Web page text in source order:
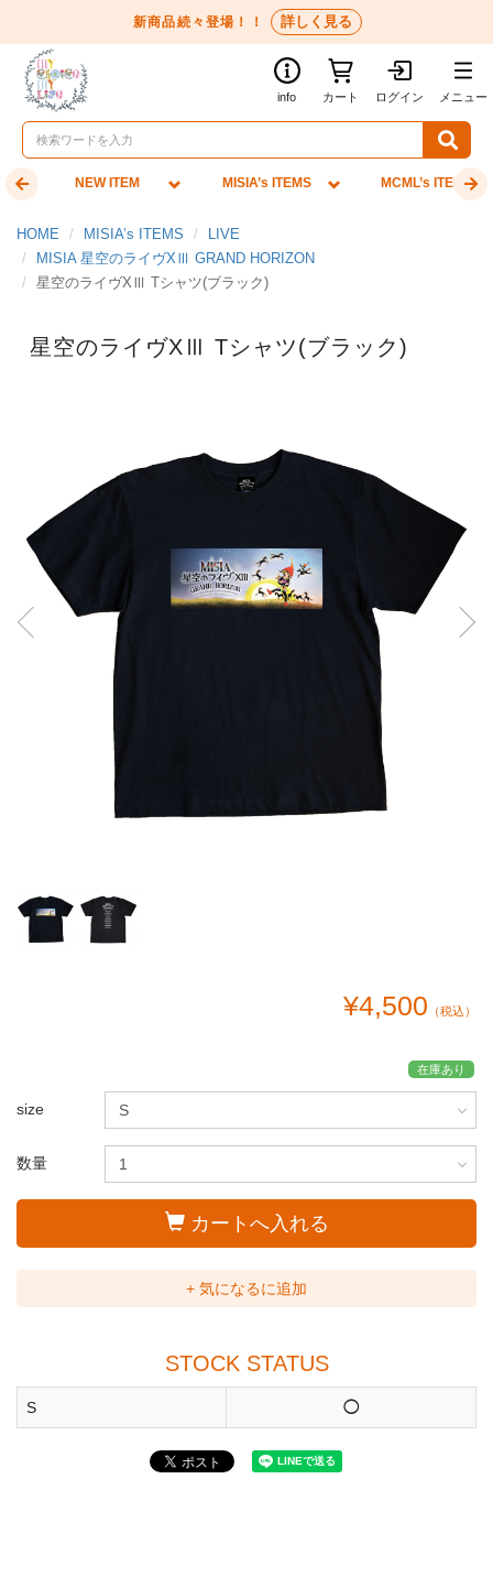
新商品続々登場！！ 詳しく見る
info カート ログイン メニュー
NEW ITEM MISIA’s ITEMS MCML’s ITEMS
HOME MISIA’s ITEMS
LIVE
MISIA 星空のライヴXⅢ GRAND HORIZON
星空のライヴXⅢ Tシャツ(ブラック)
星空のライヴXⅢ Tシャツ(ブラック)
¥4,500 （税込）
在庫あり
size
数量
カートへ入れる
+ 気になるに追加
STOCK STATUS
S ◯